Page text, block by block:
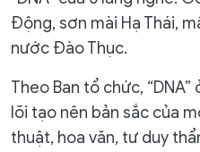
Động, sơn mài Hạ Thái,
nước Đào Thục.
Theo Ban tổ chức,
lõi tạo nên bản sắc của
thuật, hoa văn, tư duy